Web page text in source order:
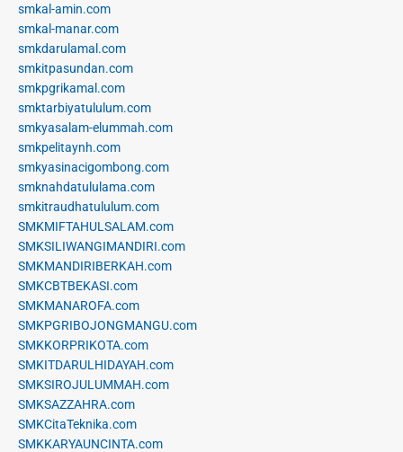
smkal-amin.com
smkal-manar.com
smkdarulamal.com
smkitpasundan.com
smkpgrikamal.com
smktarbiyatululum.com
smkyasalam-elummah.com
smkpelitaynh.com
smkyasinacigombong.com
smknahdatululama.com
smkitraudhatululum.com
SMKMIFTAHULSALAM.com
SMKSILIWANGIMANDIRI.com
SMKMANDIRIBERKAH.com
SMKCBTBEKASI.com
SMKMANAROFA.com
SMKPGRIBOJONGMANGU.com
SMKKORPRIKOTA.com
SMKITDARULHIDAYAH.com
SMKSIROJULUMMAH.com
SMKSAZZAHRA.com
SMKCitaTeknika.com
SMKKARYAUNCINTA.com